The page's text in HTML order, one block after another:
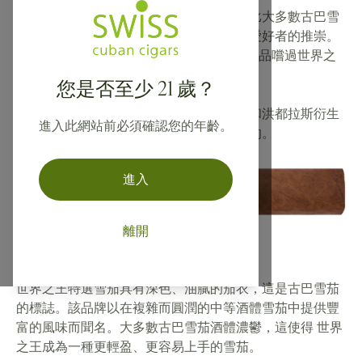
您是否至少 21 歲？
進入此網站前必須確認您的年齡。
進入
離開
世界之王擁有悠久的歷史，雖然這些雪茄比大多數古巴雪
茄的口味更淡，但它們受到世界各地雪茄愛好者的推崇。
品牌名稱的意思是“世界之王”，這對於任何品嚐過世界之
有時人們會混淆正宗的古巴世界之王品牌和洪都拉斯衍生
品牌。兩者之間的品質和價格差異是巨大的。
世界之王特選雪茄具有深色、油膩的茄衣，這是古巴雪茄
的標誌。該品牌以在複雜而圓潤的中等酒體雪茄中提供豐
富的風味而聞名。大多數古巴雪茄酒體濃鬱，這使得 世界
之王成為一種更輕盈、更容易上手的雪茄。